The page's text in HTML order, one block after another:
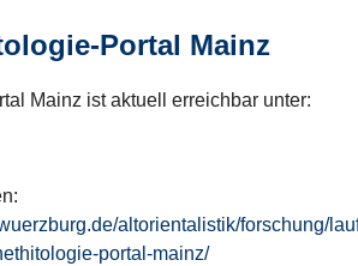
Portal Mainz
Mainz ist aktuell erreichbar unter:
altorientalistik/forschung/
portal-mainz/